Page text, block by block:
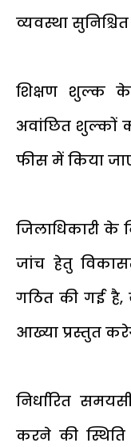
व्यवस्था
शिक्षण शुल्क के
अवांछित शुल्कों
फीस में किया
जिलाधिकारी के
जांच हेतु
गठित की गई है,
आख्या प्रस्तुत
निर्धारित
करने की स्थिति